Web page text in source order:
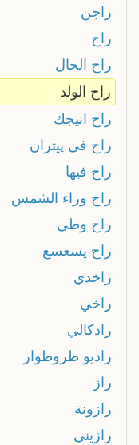
راجن
راح
راح الحال
راح الولد
راح انيجك
راح في پيتران
راح فيها
راح وراء الشمس
راح وطي
راح يسعسع
راخدي
راخي
رادكالي
راديو طروطوار
راز
رازونة
رازيني